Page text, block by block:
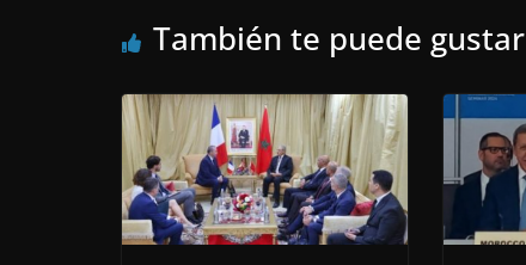
También te puede gustar